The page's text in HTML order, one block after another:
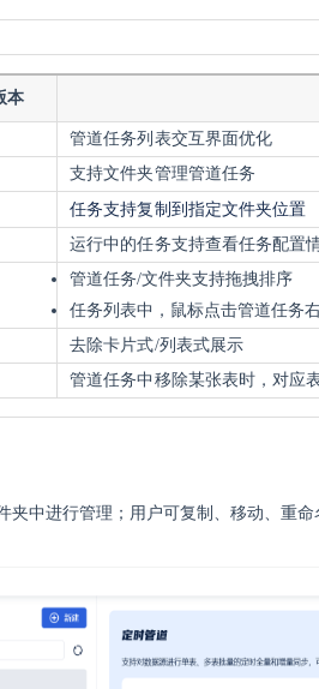
本
管道任务列表交互界面优化
支持文件夹管理管道任务
任务支持复制到指定文件夹位置
运行中的任务支持查看任务配置
管道任务/文件夹支持拖拽排序
任务列表中，鼠标点击管道任务
去除卡片式/列表式展示
管道任务中移除某张表时，对应
夹中进行管理；用户可复制、移动、重